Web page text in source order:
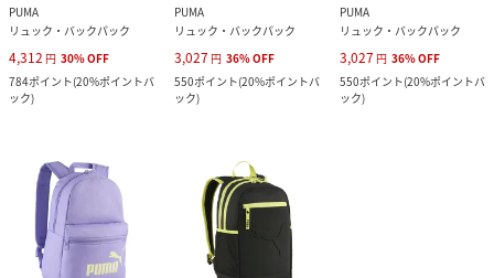
PUMA
リュック・バックパック
4,312 円 30%OFF
784ポイント(20%ポイントバ
ック)
PUMA
リュック・バックパック
3,027 円 36%OFF
550ポイント(20%ポイントバ
ック)
PUMA
リュック・バックパック
3,027 円 36%OFF
550ポイント(20%ポイントバ
ック)